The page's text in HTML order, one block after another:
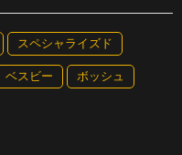
スペシャライズド
ベスビー ボッシュ